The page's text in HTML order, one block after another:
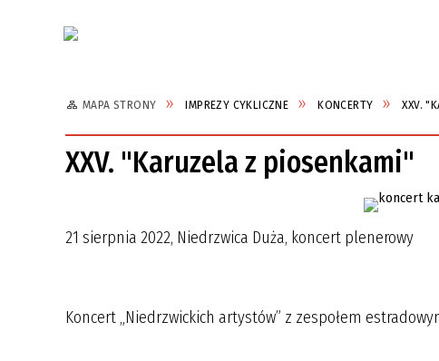
MAPA STRONY IMPREZY CYKLICZNE KONCERTY XXV.
XXV. "Karuzela z piosenkami"
21 sierpnia 2022, Niedrzwica Duża, koncert plenerowy
Koncert „Niedrzwickich artystów” z zespołem